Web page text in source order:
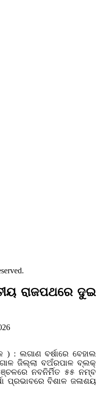
ରାଜପଥରେ ଦୁଇ
) : ଲଗାଣ ବର୍ଷାରେ ବେହାଲ
ଜିଲ୍ଲା ବଅଁରପାଳ ବ୍ଲକ୍
ନବନିର୍ମିତ ୫୫ ନମ୍ବ
ପ୍ରଭାବରେ ବିଶାଳ ଜଳାଶୟ